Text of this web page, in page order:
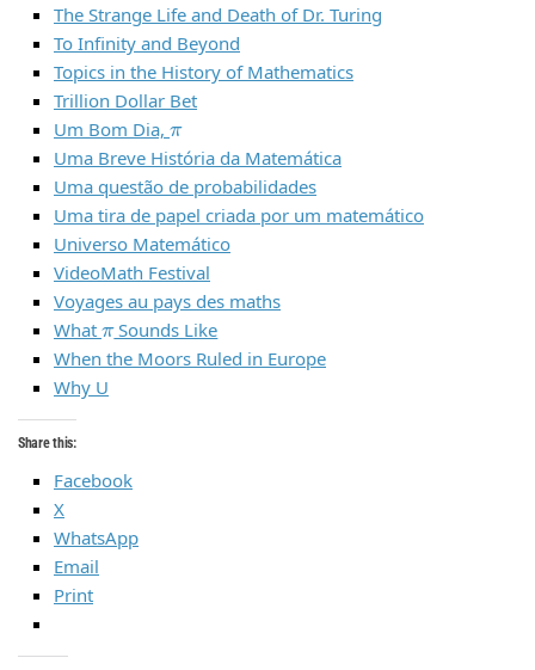
The Strange Life and Death of Dr. Turing
To Infinity and Beyond
Topics in the History of Mathematics
Trillion Dollar Bet
Um Bom Dia, π
Uma Breve História da Matemática
Uma questão de probabilidades
Uma tira de papel criada por um matemático
Universo Matemático
VideoMath Festival
Voyages au pays des maths
What πSounds Like
When the Moors Ruled in Europe
Why U
Share this:
Facebook
X
WhatsApp
Email
Print